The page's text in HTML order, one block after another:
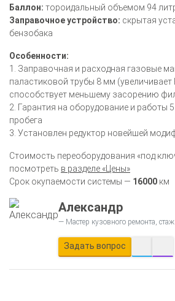
Баллон: тороидальный объемом 94
Заправочное устройство: скрытая
бензобака
Особенности:
1. Заправочная и расходная газовые
паластиковой трубы 8 мм (увеличивает
способствует меньшему засорению
2. Гарантия на оборудование и работы
пробега
3. Установлен редуктор новейшей
Стоимость переоборудования «под
посмотреть в разделе «Цены»
Срок окупаемости системы — 16000 км
Александр
Мастер кузовного ремонта,
Задать вопрос